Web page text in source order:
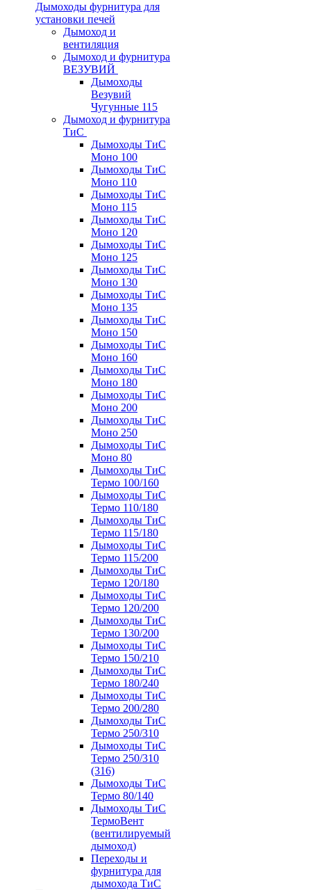
Дымоходы фурнитура для
установки печей
Дымоход и
вентиляция
Дымоход и фурнитура
ВЕЗУВИЙ
Дымоходы
Везувий
Чугунные 115
Дымоход и фурнитура
ТиС
Дымоходы ТиС
Моно 100
Дымоходы ТиС
Моно 110
Дымоходы ТиС
Моно 115
Дымоходы ТиС
Моно 120
Дымоходы ТиС
Моно 125
Дымоходы ТиС
Моно 130
Дымоходы ТиС
Моно 135
Дымоходы ТиС
Моно 150
Дымоходы ТиС
Моно 160
Дымоходы ТиС
Моно 180
Дымоходы ТиС
Моно 200
Дымоходы ТиС
Моно 250
Дымоходы ТиС
Моно 80
Дымоходы ТиС
Термо 100/160
Дымоходы ТиС
Термо 110/180
Дымоходы ТиС
Термо 115/180
Дымоходы ТиС
Термо 115/200
Дымоходы ТиС
Термо 120/180
Дымоходы ТиС
Термо 120/200
Дымоходы ТиС
Термо 130/200
Дымоходы ТиС
Термо 150/210
Дымоходы ТиС
Термо 180/240
Дымоходы ТиС
Термо 200/280
Дымоходы ТиС
Термо 250/310
Дымоходы ТиС
Термо 250/310
(316)
Дымоходы ТиС
Термо 80/140
Дымоходы ТиС
ТермоВент
(вентилируемый
дымоход)
Переходы и
фурнитура для
дымохода ТиС